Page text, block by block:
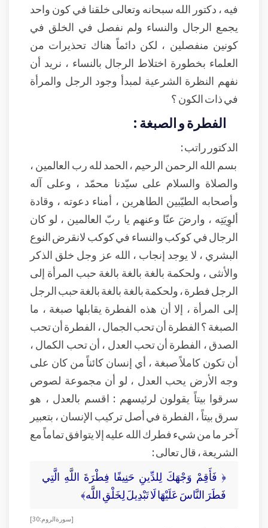
فيه ، دكتور الله سبحانه وتعالى خلقنا في كون واحد
يجمع الرجال والنساء ولم نفصل في الخلق في
كونين منفصلين ، لكن دائماً هناك تحذيرات من
العلماء بخطورة اختلاط الرجال بالنساء ، نريد أن
نفهم النظرة الشرعية لمبدأ وجود الرجل والمرأة
في ذات الكون ؟
الفطرة و الصبغة :
الدكتور راتب :
بسم الله الرحمن الرحيم ، الحمد لله رب العالمين ،
والصلاة والسلام على سيّدنا محمّد ، وعلى آله
وأصحابه الطيّبين الطاهرين ، أمناء دعوته ، وقادة
ألوِيَتِه ، وارضَ عنّا وعنهم يا ربّ العالمين ، لو كان
الرجال في كوكب والنساء في كوكب لانقرض النوع
البشري ، لا يوجد إنجاب ، الله عز وجل خلق الذكر
والأنثى ، ولحكمة بالغة بالغة بالغة حبب المرأة إلى
الرجل فطرة ، ولحكمة بالغة بالغة بالغة حبب الرجل
إلى المرأة ، إلا أن هذه الفطرة يقابلها صبغة ، ما
الصبغة ؟ الفطرة أن تحب الجمال ، الفطرة أن تحب
الصدق ، الفطرة أن تحب العدل ، أن تحب الكمال ،
أن تكون كاملاً صبغة ، أي إنسان كائناً من كان على
وجه الأرض يحب العدل ، لو أن مجموعة لصوص
سرقوا بيتاً يقولون لرئيسهم : اقسم بالعدل ، هو
سرق بيتاً ، الفطرة في أصل تركيب الإنسان ، بتعبير
آخر ما من شيء فطرك الله عليه إلا يتوافق تماماً مع
الشريعة ، قال تعالى :
﴿ فَأَقِمْ وَجْهَكَ لِلدِّينِ حَنِيفًا فِطْرَةَ اللَّهِ الَّتِي
فَطَرَ النَّاسَ عَلَيْهَا لَا تَبْدِيلَ لِخَلْقِ اللَّه﴾
[ سورة الروم: 30]